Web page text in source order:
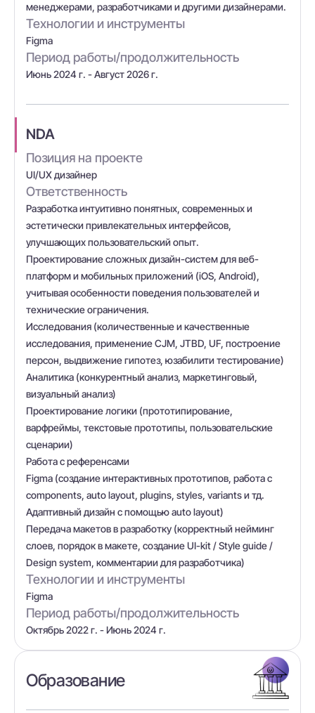
менеджерами, разработчиками и другими дизайнерами.
Технологии и инструменты
Figma
Период работы/продолжительность
Июнь 2024 г. - Август 2026 г.
NDA
Позиция на проекте
UI/UX дизайнер
Ответственность
Разработка интуитивно понятных, современных и
эстетически привлекательных интерфейсов,
улучшающих пользовательский опыт.
Проектирование сложных дизайн-систем для веб-
платформ и мобильных приложений (iOS, Android),
учитывая особенности поведения пользователей и
технические ограничения.
Исследования (количественные и качественные
исследования, применение CJM, JTBD, UF, построение
персон, выдвижение гипотез, юзабилити тестирование)
Аналитика (конкурентный анализ, маркетинговый,
визуальный анализ)
Проектирование логики (прототипирование,
варфреймы, текстовые прототипы, пользовательские
сценарии)
Работа с референсами
Figma (создание интерактивных прототипов, работа с
components, auto layout, plugins, styles, variants и тд.
Адаптивный дизайн с помощью auto layout)
Передача макетов в разработку (корректный нейминг
слоев, порядок в макете, создание UI-kit / Style guide /
Design system, комментарии для разработчика)
Технологии и инструменты
Figma
Период работы/продолжительность
Октябрь 2022 г. - Июнь 2024 г.
Образование